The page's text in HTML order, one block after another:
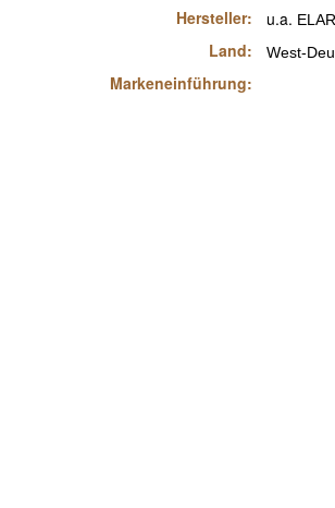
Hersteller:
Land:
Markeneinführung:
u.a.
West-